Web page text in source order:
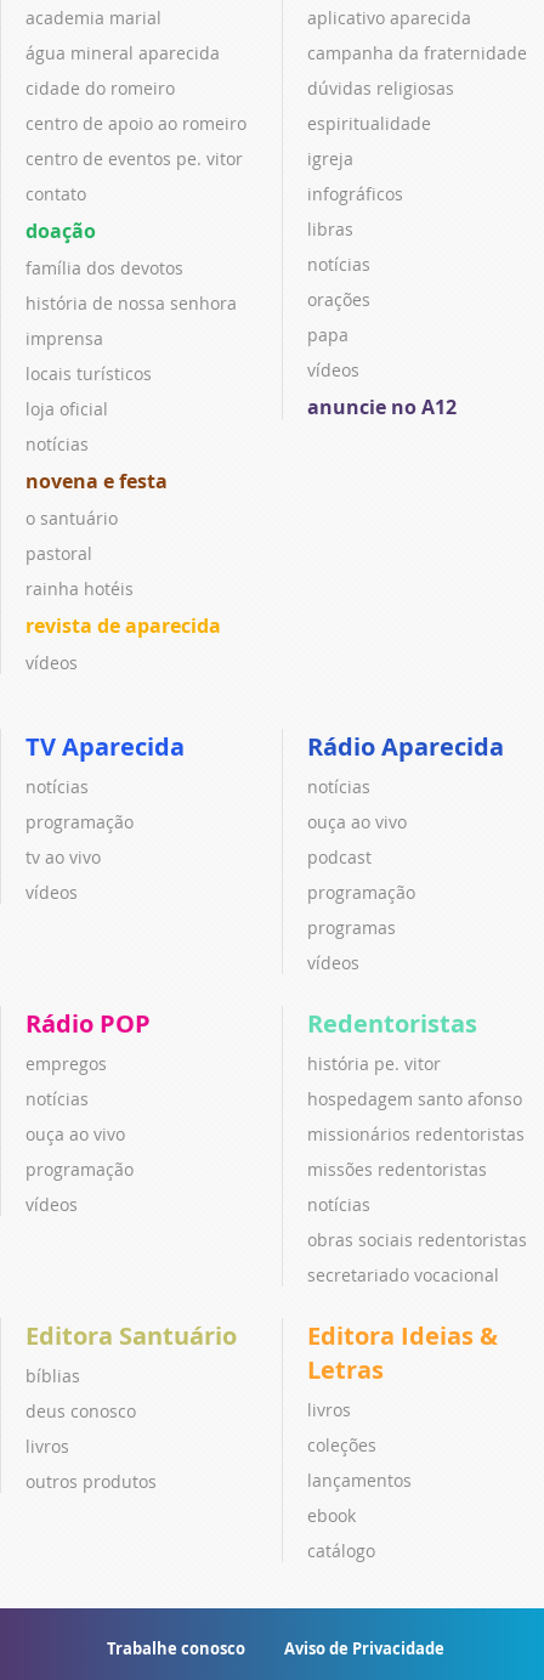
academia marial
água mineral aparecida
cidade do romeiro
centro de apoio ao romeiro
centro de eventos pe. vitor
contato
doação
família dos devotos
história de nossa senhora
imprensa
locais turísticos
loja oficial
notícias
novena e festa
o santuário
pastoral
rainha hotéis
revista de aparecida
vídeos
aplicativo aparecida
campanha da fraternidade
dúvidas religiosas
espiritualidade
igreja
infográficos
libras
notícias
orações
papa
vídeos
anuncie no A12
TV Aparecida
notícias
programação
tv ao vivo
vídeos
Rádio Aparecida
notícias
ouça ao vivo
podcast
programação
programas
vídeos
Rádio POP
empregos
notícias
ouça ao vivo
programação
vídeos
Redentoristas
história pe. vitor
hospedagem santo afonso
missionários redentoristas
missões redentoristas
notícias
obras sociais redentoristas
secretariado vocacional
Editora Santuário
bíblias
deus conosco
livros
outros produtos
Editora Ideias &
Letras
livros
coleções
lançamentos
ebook
catálogo
Trabalhe conosco Aviso de Privacidade